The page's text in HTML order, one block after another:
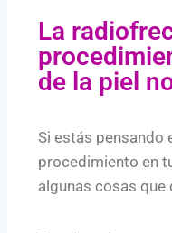
La
de la piel
Si estás pensando
procedimiento en
algunas cosas